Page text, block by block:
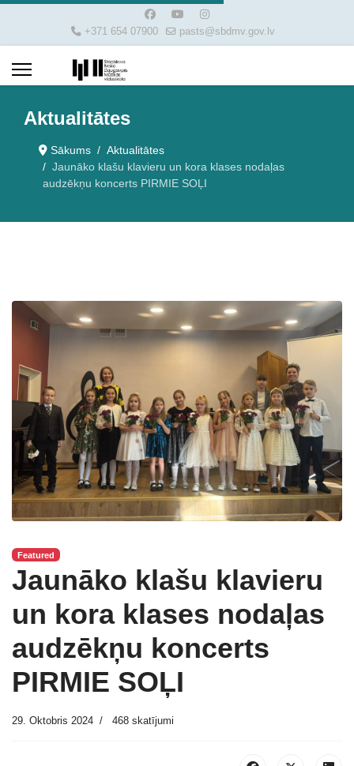
+371 654 07900 pasts@sbdmv.gov.lv
Aktualitātes
Sākums
Aktualitātes
Jaunāko klašu klavieru un kora klases nodaļas
audzēkņu koncerts PIRMIE SOĻI
Featured
Jaunāko klašu klavieru
un kora klases nodaļas
audzēkņu koncerts
PIRMIE SOĻI
29. Oktobris 2024 468 skatījumi